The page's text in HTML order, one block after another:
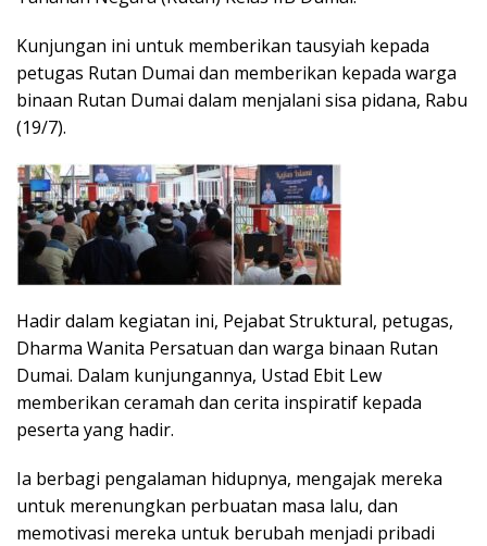
Kunjungan ini untuk memberikan tausyiah kepada
petugas Rutan Dumai dan memberikan kepada warga
binaan Rutan Dumai dalam menjalani sisa pidana, Rabu
(19/7).
Hadir dalam kegiatan ini, Pejabat Struktural, petugas,
Dharma Wanita Persatuan dan warga binaan Rutan
Dumai. Dalam kunjungannya, Ustad Ebit Lew
memberikan ceramah dan cerita inspiratif kepada
peserta yang hadir.
Ia berbagi pengalaman hidupnya, mengajak mereka
untuk merenungkan perbuatan masa lalu, dan
memotivasi mereka untuk berubah menjadi pribadi